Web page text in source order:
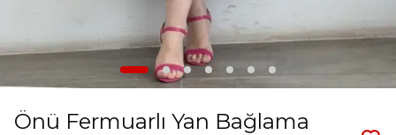
Önü Fermuarlı Yan Bağlama